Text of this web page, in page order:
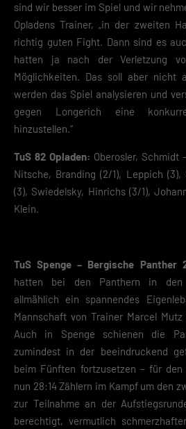
sind wir besser im Spiel und wir
Opladens Trainer, „in der zweiten
richtig guten Fight. Dann sind es
hatten ja nach der Verletzung
Möglichkeiten. Das soll aber nicht
werden das Spiel analysieren und
gegen Longerich eine
hinzustellen.“
TuS 82 Opladen: Oberosler, Schmidt
Nitsche, Branding (2/1), Leppich
(3), Swiedelsky, Hinrichs (3/1),
Klein.
TuS Spenge – Bergische Panther
hatten bei den Panthern in den
allmählich ein spannendes
Mannschaft von Trainer Marcel
Auch in Spenge schienen die
zumindest in der beeindruckend
beim Fünften fortzusetzen – für
nun 28:14 Zählern im Kampf um den
zur Teilnahme an der
berechtigt, vermutlich